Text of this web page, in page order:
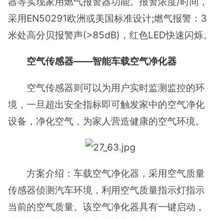
采用EN50291欧洲或美国标准设计;燃气报警：3
米处高分贝报警声(>85dB)，红色LED快速闪烁。
空气传感器——智能车载空气净化器
空气传感器则可以为用户实时监测监控的环
境，一旦超出安全指标即可触发家中的空气净化
设备，净化空气，为家人营造健康的空气环境。
方案介绍：车载空气净化器，采用空气质量
传感器侦测汽车环境，利用空气质量指示灯指示
当前的空气质量。该空气净化器具有一键启动，